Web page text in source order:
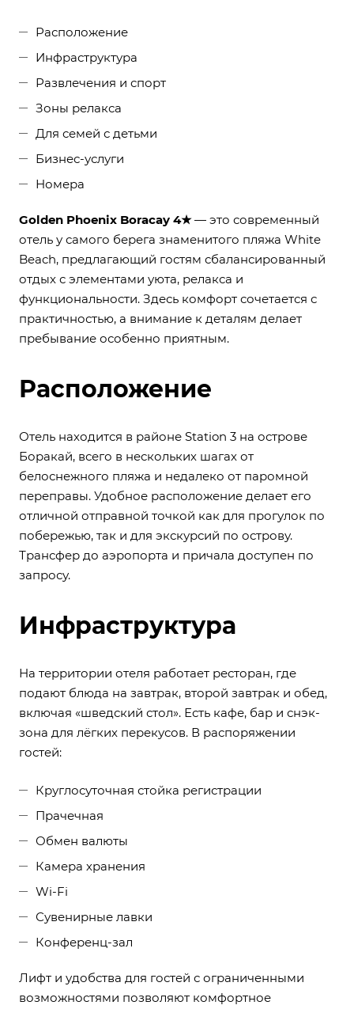
Расположение
Инфраструктура
Развлечения и спорт
Зоны релакса
Для семей с детьми
Бизнес-услуги
Номера
Golden Phoenix Boracay 4★— это современный
отель у самого берега знаменитого пляжа White
Beach, предлагающий гостям сбалансированный
отдых с элементами уюта, релакса и
функциональности. Здесь комфорт сочетается с
практичностью, а внимание к деталям делает
пребывание особенно приятным.
Расположение
Отель находится в районе Station 3 на острове
Боракай, всего в нескольких шагах от
белоснежного пляжа и недалеко от паромной
переправы. Удобное расположение делает его
отличной отправной точкой как для прогулок по
побережью, так и для экскурсий по острову.
Трансфер до аэропорта и причала доступен по
запросу.
Инфраструктура
На территории отеля работает ресторан, где
подают блюда на завтрак, второй завтрак и обед,
включая «шведский стол». Есть кафе, бар и снэк-
зона для лёгких перекусов. В распоряжении
гостей:
Круглосуточная стойка регистрации
Прачечная
Обмен валюты
Камера хранения
Wi-Fi
Сувенирные лавки
Конференц-зал
Лифт и удобства для гостей с ограниченными
возможностями позволяют комфортное